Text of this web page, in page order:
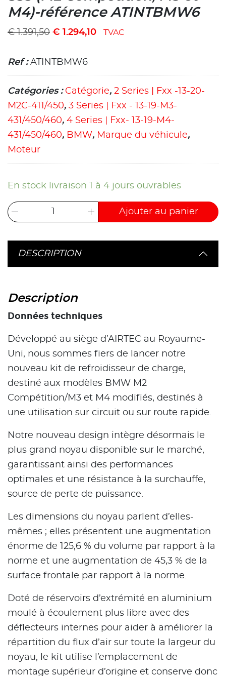
M4)-référence ATINTBMW6
€1.391,50 € 1.294,10 TVAC
Ref :ATINTBMW6
Catégories : Catégorie, 2 Series | Fxx -13-20-
M2C-411/450, 3 Series | Fxx - 13-19-M3-
431/450/460, 4 Series | Fxx- 13-19-M4-
431/450/460, BMW, Marque du véhicule,
Moteur
En stock livraison 1 à 4 jours ouvrables
Ajouter au panier
DESCRIPTION
Description
Données techniques
Développé au siège d’AIRTEC au Royaume-
Uni, nous sommes fiers de lancer notre
nouveau kit de refroidisseur de charge,
destiné aux modèles BMW M2
Compétition/M3 et M4 modifiés, destinés à
une utilisation sur circuit ou sur route rapide.
Notre nouveau design intègre désormais le
plus grand noyau disponible sur le marché,
garantissant ainsi des performances
optimales et une résistance à la surchauffe,
source de perte de puissance.
Les dimensions du noyau parlent d’elles-
mêmes ; elles présentent une augmentation
énorme de 125,6 % du volume par rapport à la
norme et une augmentation de 45,3 % de la
surface frontale par rapport à la norme.
Doté de réservoirs d’extrémité en aluminium
moulé à écoulement plus libre avec des
déflecteurs internes pour aider à améliorer la
répartition du flux d’air sur toute la largeur du
noyau, le kit utilise l’emplacement de
montage supérieur d’origine et conserve donc